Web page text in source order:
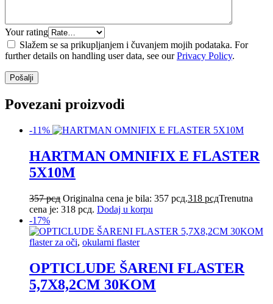
Your rating
Slažem se sa prikupljanjem i čuvanjem mojih podataka. For
further details on handling user data, see ourPrivacy Policy.
Povezani proizvodi
-11%
HARTMAN OMNIFIX E FLASTER
5X10M
357рсд Originalna cena je bila: 357 рсд.318 рсдTrenutna
cena je: 318 рсд. Dodaj u korpu
-17%
flaster za oči, okularni flaster
OPTICLUDE ŠARENI FLASTER
5,7X8,2CM 30KOM